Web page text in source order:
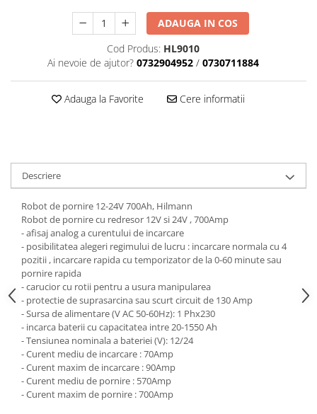
Elevator motociclete
Elevator parcare
Girafa, macara motor
Masa hidraulica
Presa hidraulica stationara
Curatitor cu presiune
Scule spalatorii auto
Blocaje distributie
Scule AdBlue
Scule bujii, bujii incandescente
Scule electrice motor
Scule montat, demontat segmenti
Scule pentru fulii, ax came, curele
si pinioane
Scule sistem racire
Scule turbosuflante
Tester compresie
Scule pentru mecanica
Adaptoare, prelungitoare, reductii
si articulatii cardanice
Antrenor articulat si culisant
Ciocan, levier, dalti si dornuri
Cleste si set clesti
Clicheti
ADAUGA IN COS
Cod Produs: HL9010
Ai nevoie de ajutor? 0732904952 / 0730711884
Adauga la Favorite Cere informatii
Descriere
Robot de pornire 12-24V 700Ah, Hilmann
Robot de pornire cu redresor 12V si 24V , 700Amp
- afisaj analog a curentului de incarcare
- posibilitatea alegeri regimului de lucru : incarcare normala cu 4
pozitii , incarcare rapida cu temporizator de la 0-60 minute sau
pornire rapida
- carucior cu rotii pentru a usura manipularea
- protectie de suprasarcina sau scurt circuit de 130 Amp
- Sursa de alimentare (V AC 50-60Hz): 1 Phx230
- incarca baterii cu capacitatea intre 20-1550 Ah
- Tensiunea nominala a bateriei (V): 12/24
- Curent mediu de incarcare : 70Amp
- Curent maxim de incarcare : 90Amp
- Curent mediu de pornire : 570Amp
- Curent maxim de pornire : 700Amp